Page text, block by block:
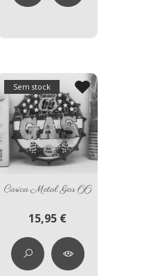
Sem stock
Carica Metal Gas 66
15,95 €